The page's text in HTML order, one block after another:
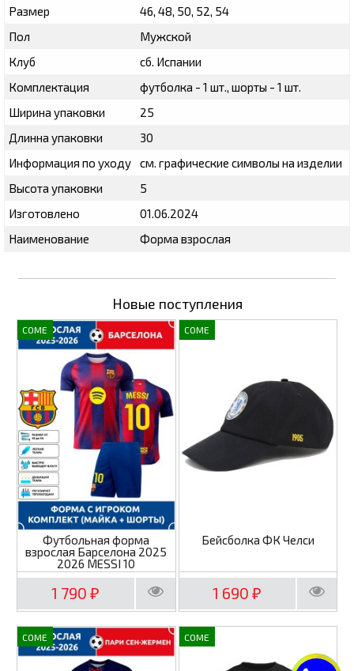
Размер
46, 48, 50, 52, 54
Пол
Мужской
Клуб
сб. Испании
Комплектация
футболка - 1 шт., шорты - 1 шт.
Ширина упаковки
25
Длинна упаковки
30
Информация по уходу
см. графические символы на изделии
Высота упаковки
5
Изготовлено
01.06.2024
Наименование
Форма взрослая
Новые поступления
COME
Футбольная форма
взрослая Барселона 2025
2026 MESSI 10
1 790₽
COME
Бейсболка ФК Челси
1 690₽
COME COME